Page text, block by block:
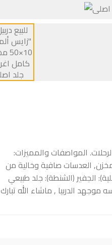
المواصفات والمميزات:
ومخزن, العدسات صافية وخالية من
الجفير (الشنطة): جلد طبيعي
موجهد الدربيا , ماشاء الله تبارك